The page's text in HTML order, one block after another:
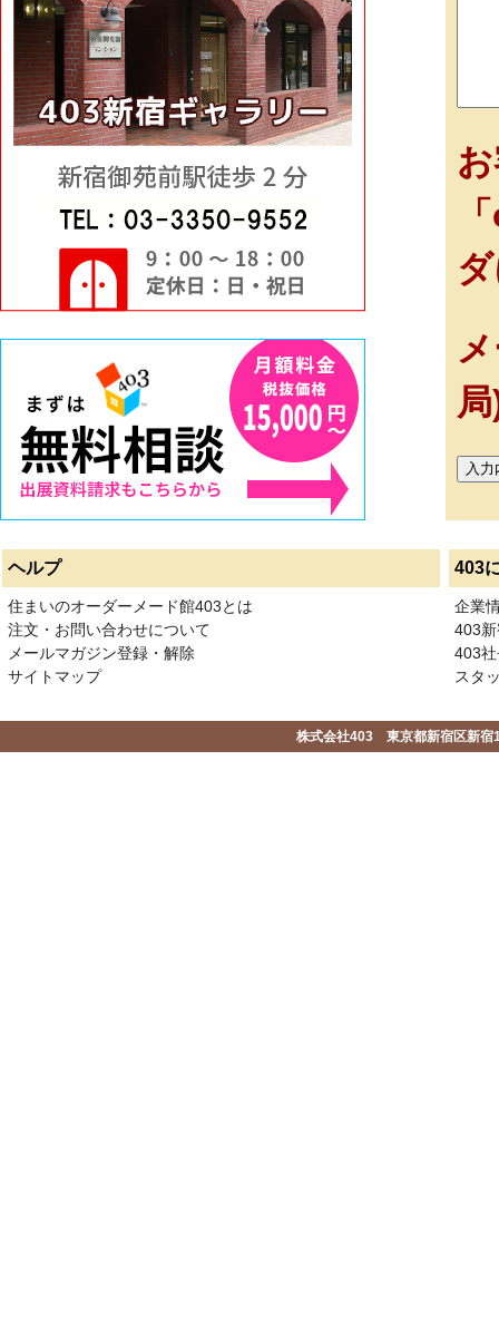
ヘルプ 403
住まいのオーダーメード館403とは
注文・お問い合わせについて
メールマガジン登録・解除
サイトマップ
企業
403
403
スタ
株式会社403 東京都新宿区新